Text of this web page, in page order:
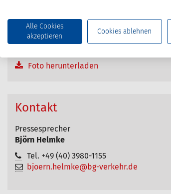
Spendenscheck an den Vereinsvorsitzenden
Joachim Fehrenkötter.
Foto herunterladen
Kontakt
Pressesprecher
Björn Helmke
Tel. +49 (40) 3980-1155
bjoern.helmke@bg-verkehr.de
Alle Cookies
akzeptieren
Cookies ablehnen